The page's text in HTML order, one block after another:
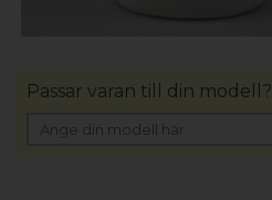
Passar varan till din modell?